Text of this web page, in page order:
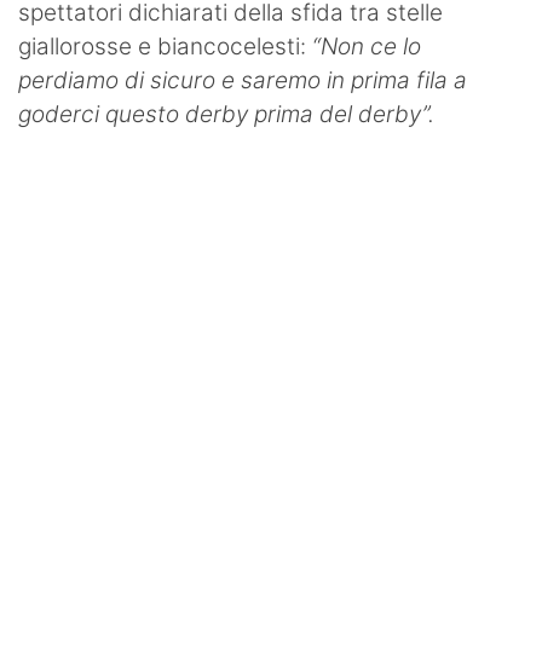
spettatori dichiarati della sfida tra stelle
giallorosse e biancocelesti: “Non ce lo
perdiamo di sicuro e saremo in prima fila a
goderci questo derby prima del derby”.